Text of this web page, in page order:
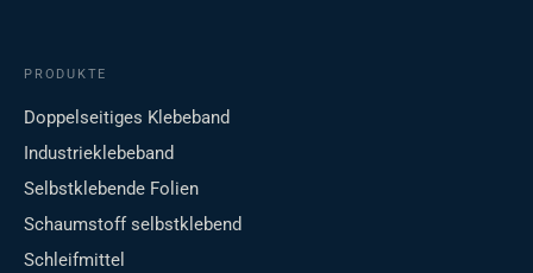
PRODUKTE
Doppelseitiges Klebeband
Industrieklebeband
Selbstklebende Folien
Schaumstoff selbstklebend
Schleifmittel